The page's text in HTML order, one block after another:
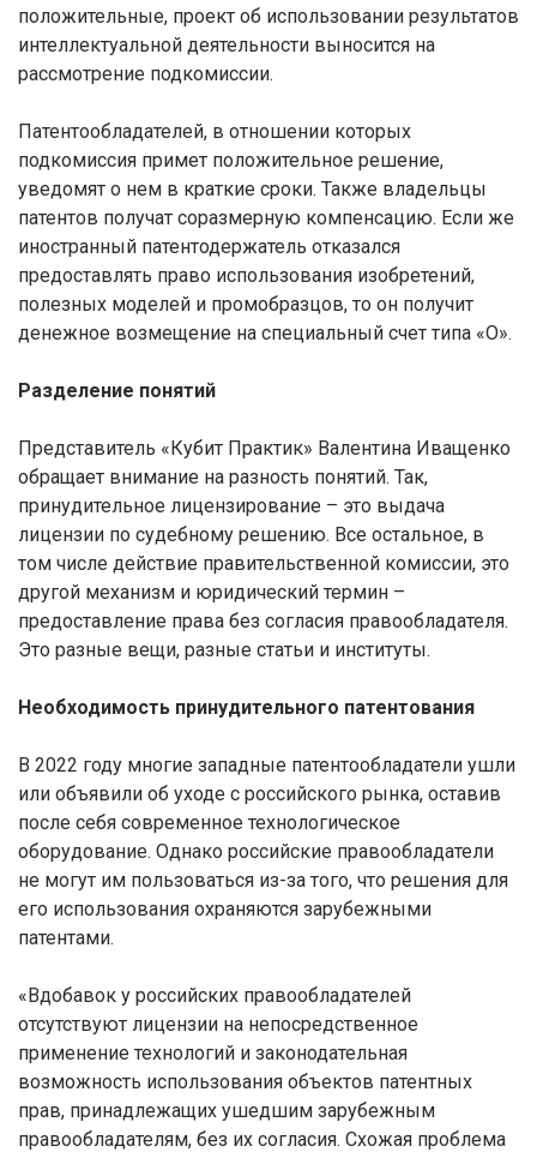
положительные, проект об использовании результатов
интеллектуальной деятельности выносится на
рассмотрение подкомиссии.
Патентообладателей, в отношении которых
подкомиссия примет положительное решение,
уведомят о нем в краткие сроки. Также владельцы
патентов получат соразмерную компенсацию. Если же
иностранный патентодержатель отказался
предоставлять право использования изобретений,
полезных моделей и промобразцов, то он получит
денежное возмещение на специальный счет типа «О».
Разделение понятий
Представитель «Кубит Практик» Валентина Иващенко
обращает внимание на разность понятий. Так,
принудительное лицензирование – это выдача
лицензии по судебному решению. Все остальное, в
том числе действие правительственной комиссии, это
другой механизм и юридический термин –
предоставление права без согласия правообладателя.
Это разные вещи, разные статьи и институты.
Необходимость принудительного патентования
В 2022 году многие западные патентообладатели ушли
или объявили об уходе с российского рынка, оставив
после себя современное технологическое
оборудование. Однако российские правообладатели
не могут им пользоваться из-за того, что решения для
его использования охраняются зарубежными
патентами.
«Вдобавок у российских правообладателей
отсутствуют лицензии на непосредственное
применение технологий и законодательная
возможность использования объектов патентных
прав, принадлежащих ушедшим зарубежным
правообладателям, без их согласия. Схожая проблема